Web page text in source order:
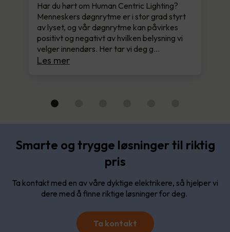
Har du hørt om Human Centric Lighting?
Menneskers døgnrytme er i stor grad styrt
av lyset, og vår døgnrytme kan påvirkes
positivt og negativt av hvilken belysning vi
velger innendørs. Her tar vi deg g…
Les mer
Smarte og trygge løsninger til riktig
pris
Ta kontakt med en av våre dyktige elektrikere, så hjelper vi
dere med å finne riktige løsninger for deg.
Ta kontakt